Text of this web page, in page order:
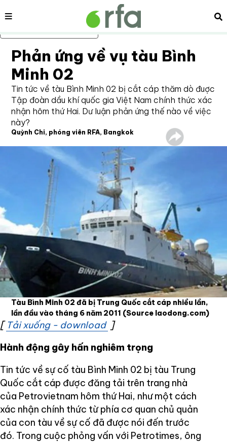
Bỏ qua nội dung chính
Nội dung
Phản ứng về vụ tàu Bình
Minh 02
Tin tức về tàu Bình Minh 02 bị cắt cáp thăm dò đuợc
Tập đoàn dầu khí quốc gia Việt Nam chính thức xác
nhận hôm thứ Hai. Dư luận phản ứng thế nào về việc
này?
Quỳnh Chi, phóng viên RFA, Bangkok
Tàu Bình Minh 02 đã bị Trung Quốc cắt cáp nhiều lần,
lần đầu vào tháng 6 năm 2011 (Source laodong.com)
[ Tải xuống - download Opens in new window
]
Hành động gây hấn nghiêm trọng
Tin tức về sự cố tàu Bình Minh 02 bị tàu Trung
Quốc cắt cáp được đăng tải trên trang nhà
của Petrovietnam hôm thứ Hai, như một cách
xác nhận chính thức từ phía cơ quan chủ quản
của con tàu về sự cố đã được nói đến trước
đó. Trong cuộc phỏng vấn với Petrotimes, ông